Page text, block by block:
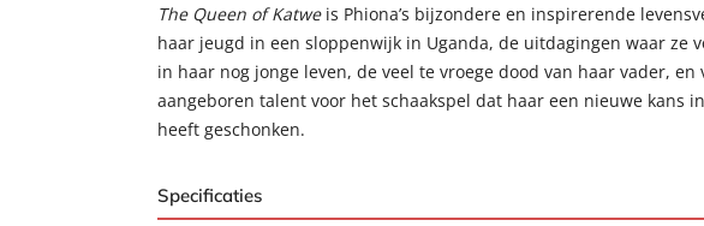
The Queen of Katweis Phiona’s bijzondere en inspirerende
haar jeugd in een sloppenwijk in Uganda, de uitdagingen waar ze
in haar nog jonge leven, de veel te vroege dood van haar vader, en
aangeboren talent voor het schaakspel dat haar een nieuwe kans
heeft geschonken.
Specificaties